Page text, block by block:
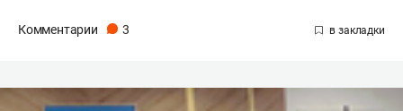
Комментарии 3